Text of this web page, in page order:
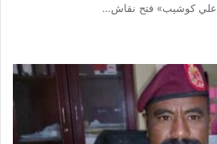
كوشيب» فتح نقاش…